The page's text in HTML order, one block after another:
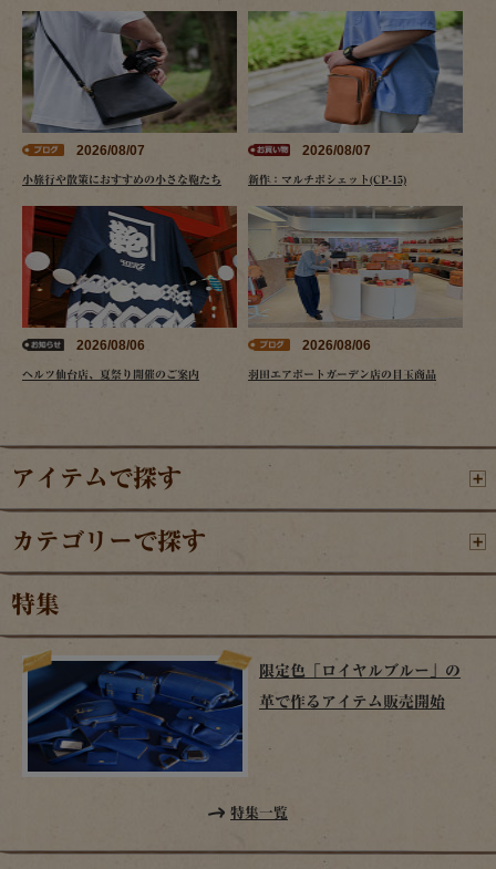
2026/08/07
小旅行や散策におすすめの小さな鞄たち
2026/08/07
新作：マルチポシェット(CP-15)
2026/08/06
ヘルツ仙台店、夏祭り開催のご案内
2026/08/06
羽田エアポートガーデン店の目玉商品
アイテムで探す
カテゴリーで探す
特集
限定色「ロイヤルブルー」の
革で作るアイテム販売開始
特集一覧